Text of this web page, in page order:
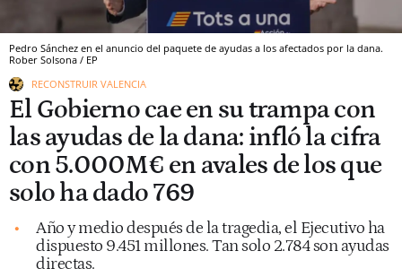
Pedro Sánchez en el anuncio del paquete de ayudas a los afectados por la dana.
Rober Solsona / EP
RECONSTRUIR VALENCIA
El Gobierno cae en su trampa con
las ayudas de la dana: infló la cifra
con 5.000M€ en avales de los que
solo ha dado 769
Año y medio después de la tragedia, el Ejecutivo ha
dispuesto 9.451 millones. Tan solo 2.784 son ayudas
directas.